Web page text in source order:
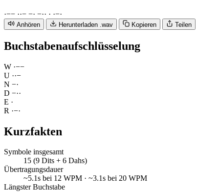
·−− ··− −· −·· · ·−·
Anhören Herunterladen .wav Kopieren Teilen
Buchstabenaufschlüsselung
W ·−−
U ··−
N −·
D −··
E ·
R ·−·
Kurzfakten
Symbole insgesamt
15 (9 Dits + 6 Dahs)
Übertragungsdauer
~5.1s bei 12 WPM · ~3.1s bei 20 WPM
Längster Buchstabe